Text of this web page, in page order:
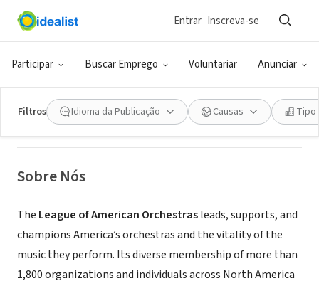
Participar Buscar Emprego Voluntariar Anunciar
Entrar Inscreva-se
Filtros Idioma da Publicação Causas Tipo
ONG (SETOR SOCIAL)
League of American Orchestras
Sobre Nós
The League of American Orchestrasleads, supports, and
champions America’s orchestras and the vitality of the
music they perform. Its diverse membership of more than
1,800 organizations and individuals across North America